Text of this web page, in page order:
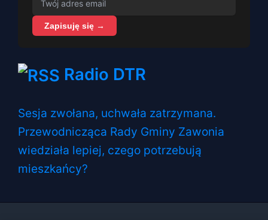
Zapisuję się →
Radio DTR
Sesja zwołana, uchwała zatrzymana.
Przewodnicząca Rady Gminy Zawonia
wiedziała lepiej, czego potrzebują
mieszkańcy?